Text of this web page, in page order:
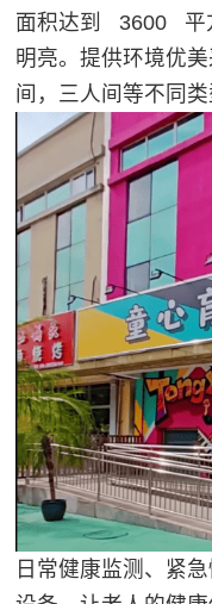
面积达到 3600 平
明亮。提供环境优
间，三人间等不同
日常健康监测、紧